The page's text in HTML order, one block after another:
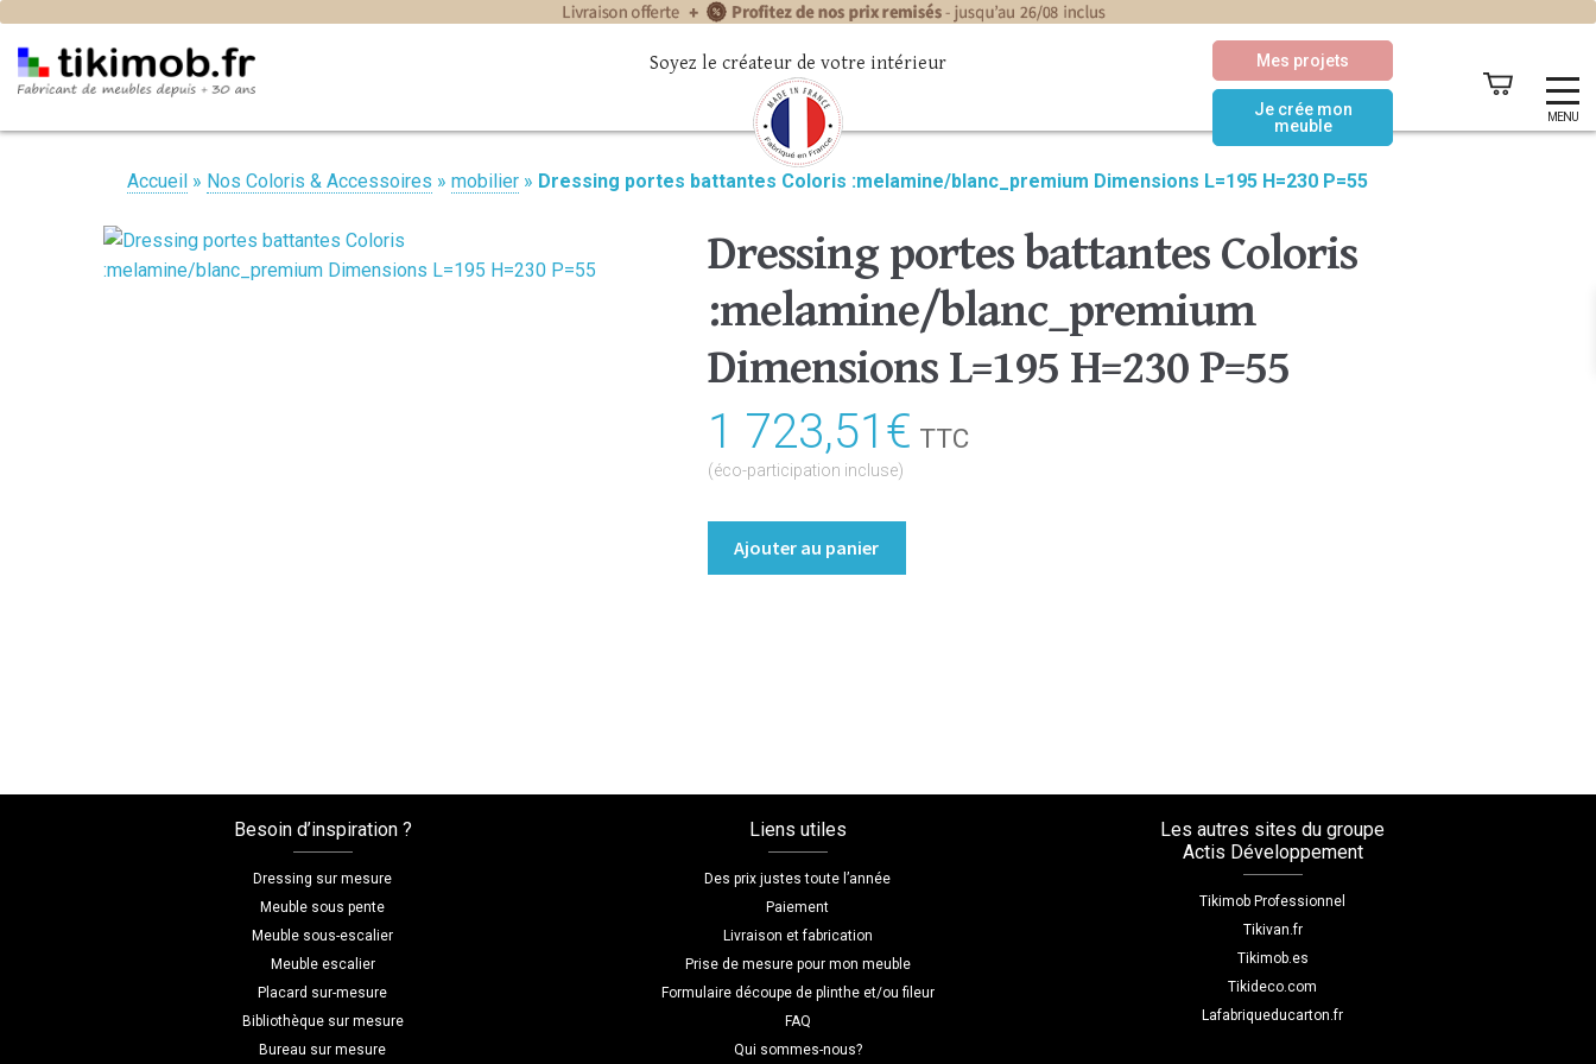
MENU
Mes projets
Je crée mon
meuble
Soyez le créateur de votre intérieur
Accueil » Nos Coloris & Accessoires » mobilier » Dressing portes battantes Coloris :melamine/blanc_premium Dimensions L=195 H=230 P=55
Dressing portes battantes Coloris
:melamine/blanc_premium
Dimensions L=195 H=230 P=55
1 723,51€ TTC
(éco-participation incluse)
H=230
P=55
Ajouter au panier
Besoin d’inspiration ?
Dressing sur mesure
Meuble sous pente
Meuble sous-escalier
Meuble escalier
Placard sur-mesure
Bibliothèque sur mesure
Bureau sur mesure
Liens utiles
Des prix justes toute l’année
Paiement
Livraison et fabrication
Prise de mesure pour mon meuble
Formulaire découpe de plinthe et/ou fileur
FAQ
Qui sommes-nous?
Les autres sites du groupe
Actis Développement
Tikimob Professionnel
Tikivan.fr
Tikimob.es
Tikideco.com
Lafabriqueducarton.fr